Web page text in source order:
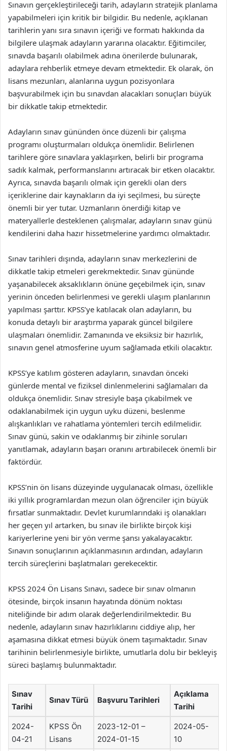
Sınavın gerçekleştirileceği tarih, adayların stratejik planlama
yapabilmeleri için kritik bir bilgidir. Bu nedenle, açıklanan
tarihlerin yanı sıra sınavın içeriği ve formatı hakkında da
bilgilere ulaşmak adayların yararına olacaktır. Eğitimciler,
sınavda başarılı olabilmek adına önerilerde bulunarak,
adaylara rehberlik etmeye devam etmektedir. Ek olarak, ön
lisans mezunları, alanlarına uygun pozisyonlara
başvurabilmek için bu sınavdan alacakları sonuçları büyük
bir dikkatle takip etmektedir.
Adayların sınav gününden önce düzenli bir çalışma
programı oluşturmaları oldukça önemlidir. Belirlenen
tarihlere göre sınavlara yaklaşırken, belirli bir programa
sadık kalmak, performanslarını artıracak bir etken olacaktır.
Ayrıca, sınavda başarılı olmak için gerekli olan ders
içeriklerine dair kaynakların da iyi seçilmesi, bu süreçte
önemli bir yer tutar. Uzmanların önerdiği kitap ve
materyallerle desteklenen çalışmalar, adayların sınav günü
kendilerini daha hazır hissetmelerine yardımcı olmaktadır.
Sınav tarihleri dışında, adayların sınav merkezlerini de
dikkatle takip etmeleri gerekmektedir. Sınav gününde
yaşanabilecek aksaklıkların önüne geçebilmek için, sınav
yerinin önceden belirlenmesi ve gerekli ulaşım planlarının
yapılması şarttır. KPSS’ye katılacak olan adayların, bu
konuda detaylı bir araştırma yaparak güncel bilgilere
ulaşmaları önemlidir. Zamanında ve eksiksiz bir hazırlık,
sınavın genel atmosferine uyum sağlamada etkili olacaktır.
KPSS’ye katılım gösteren adayların, sınavdan önceki
günlerde mental ve fiziksel dinlenmelerini sağlamaları da
oldukça önemlidir. Sınav stresiyle başa çıkabilmek ve
odaklanabilmek için uygun uyku düzeni, beslenme
alışkanlıkları ve rahatlama yöntemleri tercih edilmelidir.
Sınav günü, sakin ve odaklanmış bir zihinle soruları
yanıtlamak, adayların başarı oranını artırabilecek önemli bir
faktördür.
KPSS’nin ön lisans düzeyinde uygulanacak olması, özellikle
iki yıllık programlardan mezun olan öğrenciler için büyük
fırsatlar sunmaktadır. Devlet kurumlarındaki iş olanakları
her geçen yıl artarken, bu sınav ile birlikte birçok kişi
kariyerlerine yeni bir yön verme şansı yakalayacaktır.
Sınavın sonuçlarının açıklanmasının ardından, adayların
tercih süreçlerini başlatmaları gerekecektir.
KPSS 2024 Ön Lisans Sınavı, sadece bir sınav olmanın
ötesinde, birçok insanın hayatında dönüm noktası
niteliğinde bir adım olarak değerlendirilmektedir. Bu
nedenle, adayların sınav hazırlıklarını ciddiye alıp, her
aşamasına dikkat etmesi büyük önem taşımaktadır. Sınav
tarihinin belirlenmesiyle birlikte, umutlarla dolu bir bekleyiş
süreci başlamış bulunmaktadır.
Sınav
Tarihi
Sınav Türü Başvuru Tarihleri
Açıklama
Tarihi
2024-
04-21
KPSS Ön
Lisans
2023-12-01 –
2024-01-15
2024-05-
10